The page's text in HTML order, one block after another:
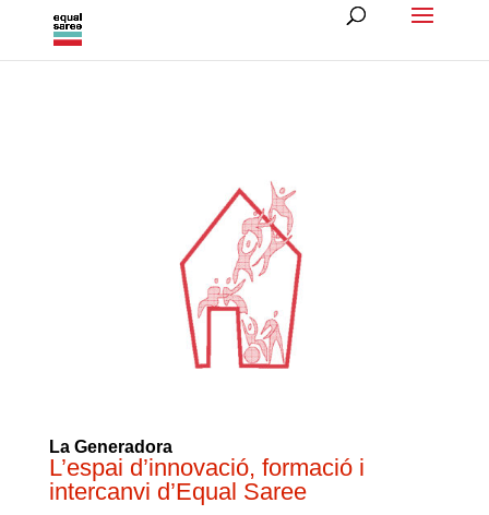
La Generadora
L’espai d’innovació, formació i
intercanvi d’Equal Saree